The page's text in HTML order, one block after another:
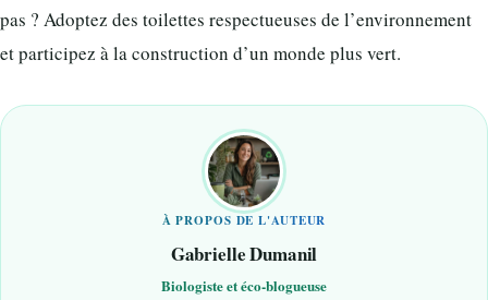
pas ? Adoptez des toilettes respectueuses de l’environnement
et participez à la construction d’un monde plus vert.
À PROPOS DE L'AUTEUR
Gabrielle Dumanil
Biologiste et éco-blogueuse